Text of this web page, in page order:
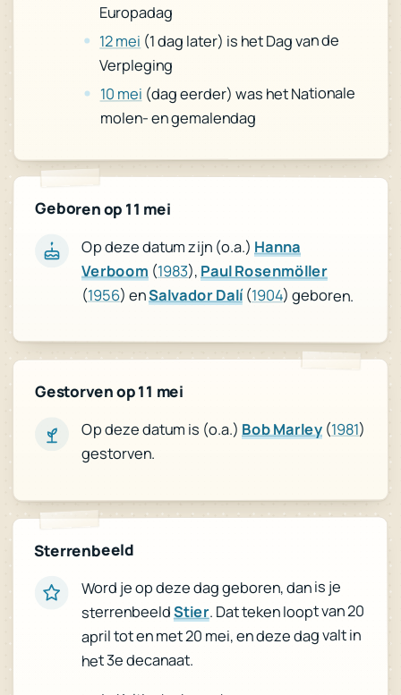
Europadag
12 mei (1 dag later) is het Dag van de
Verpleging
10 mei (dag eerder) was het Nationale
molen- en gemalendag
Geboren op 11 mei
Op deze datum zijn (o.a.) Hanna
Verboom (1983), Paul Rosenmöller
(1956) enSalvador Dalí(1904) geboren.
Gestorven op 11 mei
Op deze datum is (o.a.)Bob Marley(1981)
gestorven.
Sterrenbeeld
Word je op deze dag geboren, dan is je
sterrenbeeldStier. Dat teken loopt van 20
april tot en met 20 mei, en deze dag valt in
het 3e decanaat.